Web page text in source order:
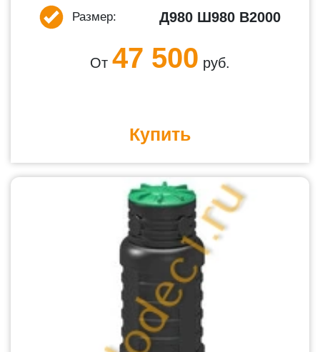
Размер: Д980 Ш980 В2000
От 47 500 руб.
Купить